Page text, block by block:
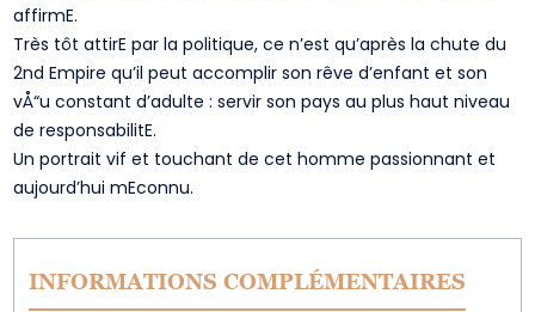
affirmE.
Très tôt attirE par la politique, ce n’est qu’après la chute du
2nd Empire qu’il peut accomplir son rêve d’enfant et son
vÅ“u constant d’adulte : servir son pays au plus haut niveau
de responsabilitE.
Un portrait vif et touchant de cet homme passionnant et
aujourd’hui mEconnu.
INFORMATIONS COMPLÉMENTAIRES